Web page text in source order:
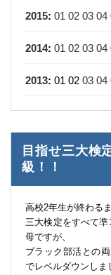
2015: 01 02 03 04
2014: 01 02 03 04
2013: 01 02 03 04
目指せ三大検
級！！
高校2年生が終わるま
三大検定をすべて
母ですが、
ブラック部活との
でレベルダウンしま